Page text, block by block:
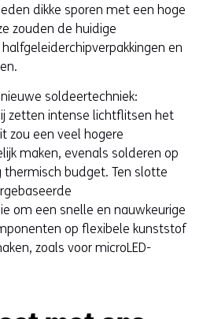
dikke sporen met een hoge
zouden de huidige
en
soldeertechniek:
zetten intense lichtflitsen het
zou een veel hogere
maken, evenals solderen op
budget. Ten slotte
om een snelle en nauwkeurige
op flexibele kunststof
zoals voor microLED-